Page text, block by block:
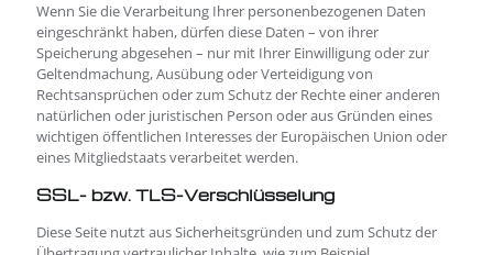
Wenn Sie die Verarbeitung Ihrer personenbezogenen Daten
eingeschränkt haben, dürfen diese Daten – von ihrer
Speicherung abgesehen – nur mit Ihrer Einwilligung oder zur
Geltendmachung, Ausübung oder Verteidigung von
Rechtsansprüchen oder zum Schutz der Rechte einer anderen
natürlichen oder juristischen Person oder aus Gründen eines
wichtigen öffentlichen Interesses der Europäischen Union oder
eines Mitgliedstaats verarbeitet werden.
SSL- bzw. TLS-Verschlüsselung
Diese Seite nutzt aus Sicherheitsgründen und zum Schutz der